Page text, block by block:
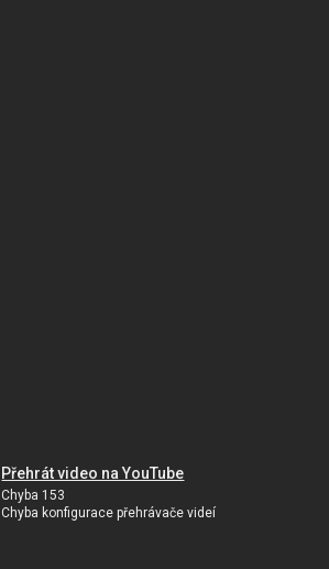
Přehrát video na YouTube
Chyba 153
Chyba konfigurace přehrávače videí